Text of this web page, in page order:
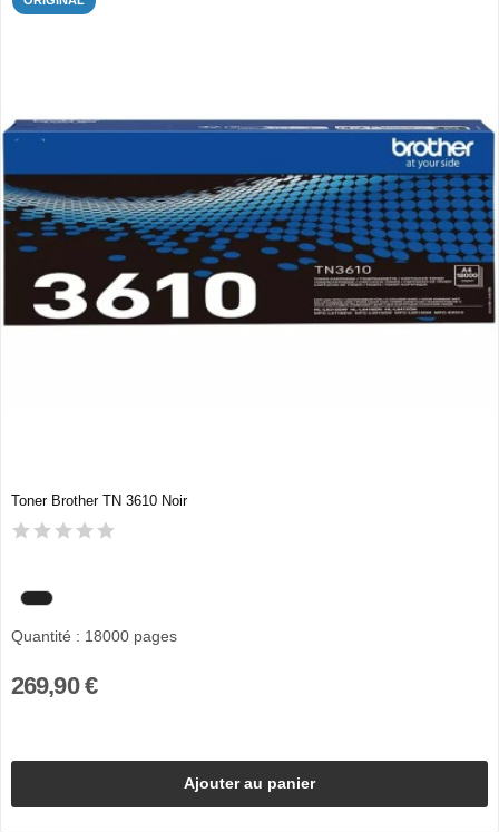
Toner Brother TN 3610 Noir
Quantité : 18000 pages
269,90 €
Ajouter au panier